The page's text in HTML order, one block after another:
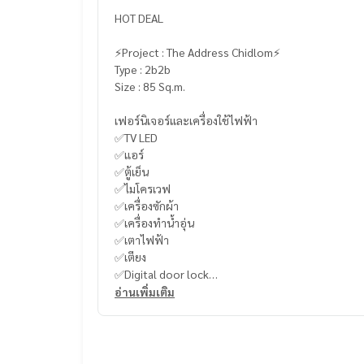
HOT DEAL
⚡️Project : The Address Chidlom⚡️
Type : 2b2b
Size : 85 Sq.m.
เฟอร์นิเจอร์และเครื่องใช้ไฟฟ้า
✅TV LED
✅แอร์
✅ตู้เย็น
✅ไมโครเวฟ
✅เครื่องซักผ้า
✅เครื่องทำน้ำอุ่น
✅เตาไฟฟ้า
✅เตียง
✅Digital door lock
อ่านเพิ่มเติม